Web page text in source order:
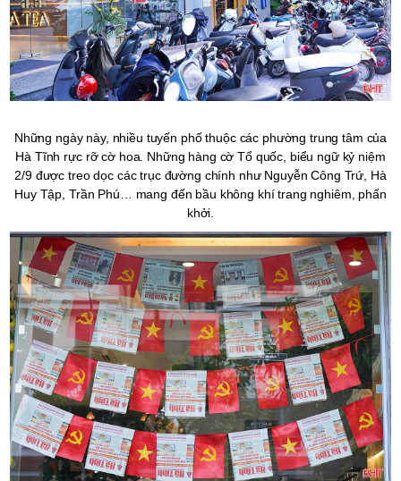
Những ngày này, nhiều tuyến phố thuộc các phường trung tâm của
Hà Tĩnh rực rỡ cờ hoa. Những hàng cờ Tổ quốc, biểu ngữ kỷ niệm
2/9 được treo dọc các trục đường chính như Nguyễn Công Trứ, Hà
Huy Tập, Trần Phú… mang đến bầu không khí trang nghiêm, phấn
khởi.